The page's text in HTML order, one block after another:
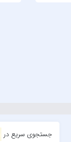
جستجوی سریع در